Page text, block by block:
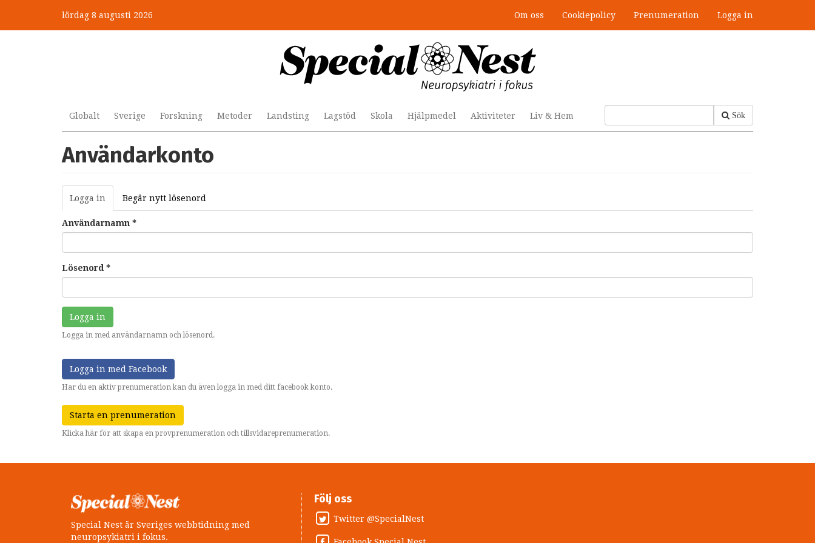
huvudinnehåll
lördag 8 augusti 2026 Om oss Cookiepolicy Prenumeration Logga in
Sök
Globalt Sverige Forskning Metoder Landsting Lagstöd Skola Hjälpmedel Aktiviteter Liv & Hem
Användarkonto
Primära
flikar
Logga in (aktiv
flik)
Begär nytt lösenord
Användarnamn *
Lösenord *
Logga in
Logga in med användarnamn och lösenord.
Logga in med Facebook
Har du en aktiv prenumeration kan du även logga in med ditt facebook konto.
Starta en prenumeration
Klicka här för att skapa en provprenumeration och tillsvidareprenumeration.
Special Nest är Sveriges webbtidning med
neuropsykiatri i fokus.
Följ oss
Twitter @SpecialNest